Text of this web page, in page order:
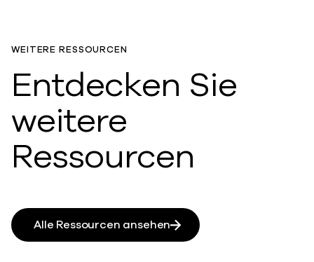
WEITERE RESSOURCEN
Entdecken Sie
weitere
Ressourcen
Alle Ressourcen ansehen